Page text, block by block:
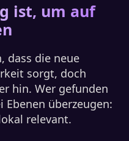
ist, um auf
dass die neue
sorgt, doch
hin. Wer gefunden
überzeugen:
relevant.